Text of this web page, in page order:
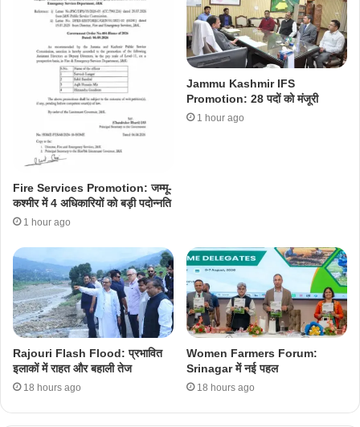
Fire Services Promotion: जम्मू-
कश्मीर में 4 अधिकारियों को बड़ी पदोन्नति
1 hour ago
Jammu Kashmir IFS
Promotion: 28 पदों को मंजूरी
1 hour ago
Rajouri Flash Flood: प्रभावित
इलाकों में राहत और बहाली तेज
18 hours ago
Women Farmers Forum:
Srinagar में नई पहल
18 hours ago